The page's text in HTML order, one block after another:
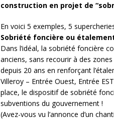
construction en projet de
En voici 5 exemples, 5
Sobriété foncière ou
Dans l’idéal, la sobriété foncière
anciens, sans recourir à des
depuis 20 ans en renforçant
Villeroy – Entrée Ouest, Entrée
place, le dispositif de sobriété
subventions du gouvernement !
(Avez-vous vu l’annonce d’un